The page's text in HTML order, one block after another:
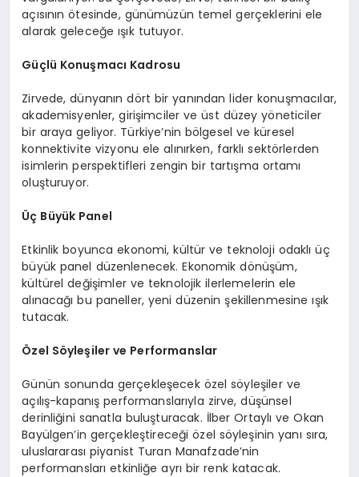
açısının ötesinde, günümüzün temel gerçeklerini ele
alarak geleceğe ışık tutuyor.
Güçlü Konuşmacı Kadrosu
Zirvede, dünyanın dört bir yanından lider konuşmacılar,
akademisyenler, girişimciler ve üst düzey yöneticiler
bir araya geliyor. Türkiye’nin bölgesel ve küresel
konnektivite vizyonu ele alınırken, farklı sektörlerden
isimlerin perspektifleri zengin bir tartışma ortamı
oluşturuyor.
Üç Büyük Panel
Etkinlik boyunca ekonomi, kültür ve teknoloji odaklı üç
büyük panel düzenlenecek. Ekonomik dönüşüm,
kültürel değişimler ve teknolojik ilerlemelerin ele
alınacağı bu paneller, yeni düzenin şekillenmesine ışık
tutacak.
Özel Söyleşiler ve Performanslar
Günün sonunda gerçekleşecek özel söyleşiler ve
açılış-kapanış performanslarıyla zirve, düşünsel
derinliğini sanatla buluşturacak. İlber Ortaylı ve Okan
Bayülgen’in gerçekleştireceği özel söyleşinin yanı sıra,
uluslararası piyanist Turan Manafzade’nin
performansları etkinliğe ayrı bir renk katacak.